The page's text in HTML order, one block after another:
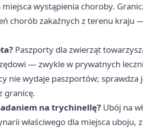
wystąpienia choroby.
chorób zakaźnych z terenu kraju
Paszporty dla zwierząt
— zwykle w prywatnych
nie wydaje paszportów; sprawdza
granicę.
na trychinellę? Ubój na
właściwego dla miejsca uboju,